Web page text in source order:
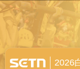
白沙屯媽
2026